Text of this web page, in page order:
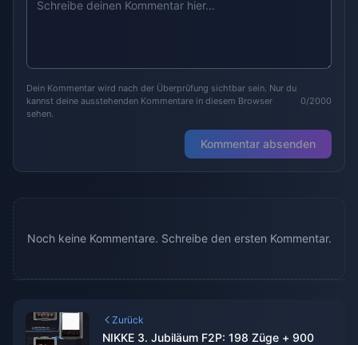
Dein Kommentar wird nach der Überprüfung sichtbar sein. Nur du
kannst deine ausstehenden Kommentare in diesem Browser
sehen.
0/2000
Kommentar absenden
Noch keine Kommentare. Schreibe den ersten Kommentar.
Zurück
NIKKE 3. Jubiläum F2P: 198 Züge + 900